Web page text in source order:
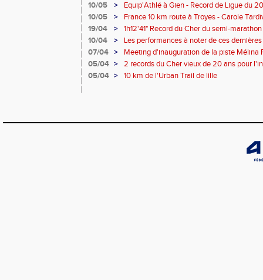
10/05
>
Equip'Athlé à Gien - Record de Ligue du
en 6'33"53
10/05 >
France 10 km route à Troyes - Carole
19/04
>
1h12'41" Record du Cher du semi-
10/04
>
Les performances à noter de ces
07/04 >
Meeting d'inauguration de la piste Mélina
05/04 >
2 records du Cher vieux de 20 ans pour
Mélina Robert-Michon
05/04 > 10 km de l'Urban Trail de lille